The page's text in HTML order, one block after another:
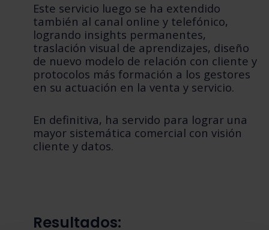
Este servicio luego se ha extendido
también al canal online y telefónico,
logrando insights permanentes,
traslación visual de aprendizajes, diseño
de nuevo modelo de relación con cliente y
protocolos más formación a los gestores
en su actuación en la venta y servicio.
En definitiva, ha servido para lograr una
mayor sistemática comercial con visión
cliente y datos.
Resultados: